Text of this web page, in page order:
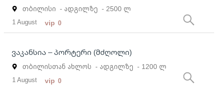
თბილისი - ადგილზე - 2500 ლ
1 August vip 0
ვაკანსია – პორტერი (მძღოლი)
თბილისთან ახლოს - ადგილზე - 1200 ლ
1 August vip 0